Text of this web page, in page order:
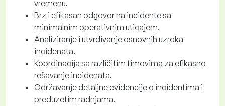
vremenu.
Brz i efikasan odgovor na incidente sa
minimalnim operativnim uticajem.
Analiziranje i utvrđivanje osnovnih uzroka
incidenata.
Koordinacija sa različitim timovima za efikasno
rešavanje incidenata.
Održavanje detaljne evidencije o incidentima i
preduzetim radnjama.